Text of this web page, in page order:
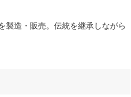
製造・販売。伝統を継承しながら